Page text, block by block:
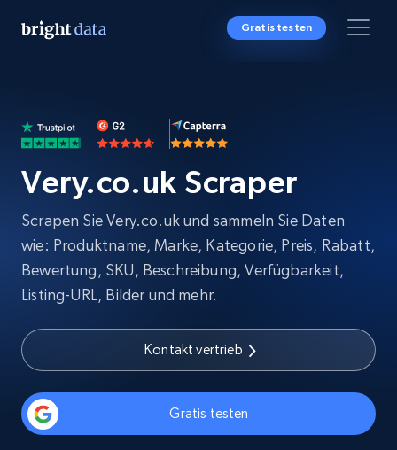
Gratis testen
Very.co.uk Scraper
Scrapen Sie Very.co.uk und sammeln Sie Daten
wie: Produktname, Marke, Kategorie, Preis, Rabatt,
Bewertung, SKU, Beschreibung, Verfügbarkeit,
Listing-URL, Bilder und mehr.
Kontakt vertrieb
Gratis testen